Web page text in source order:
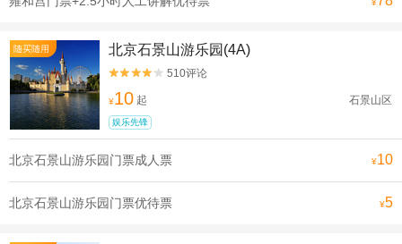
¥
随买随用 北京石景山游乐园(4A)

 510评论
¥10 起 石景山区
娱乐先锋
北京石景山游乐园门票成人票 ¥10
北京石景山游乐园门票优待票 ¥5